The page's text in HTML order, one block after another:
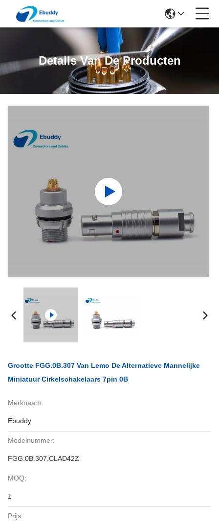
Details Van De Producten
Grootte FGG.0B.307 Van Lemo De Alternatieve Mannelijke
Miniatuur Cirkelschakelaars 7pin 0B
Merknaam:
Ebuddy
Modelnummer:
FGG.0B.307.CLAD42Z
MOQ:
1
Prijs: